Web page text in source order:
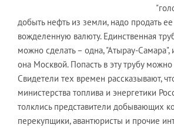
добыть нефть из земли, надо продать
вожделенную валюту. Единственная
можно сделать – одна, "Атырау-Самара",
она Москвой. Попасть в эту трубу можно
Свидетели тех времен рассказывают,
министерства топлива и энергетики
толклись представители добывающих
перекупщики, авантюристы и прочие